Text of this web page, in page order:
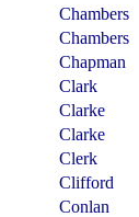
Chambers
Chambers
Chapman
Clark
Clarke
Clarke
Clerk
Clifford
Conlan